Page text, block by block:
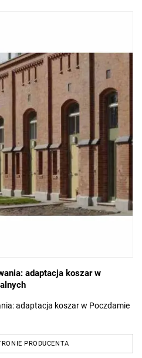
adaptacja koszar w
adaptacja koszar w Poczdamie
PRODUCENTA